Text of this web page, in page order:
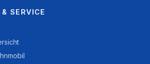
SERVICE